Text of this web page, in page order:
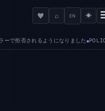
♥ ⌕ EN ☀
ポリシーが、正しく適用されるように